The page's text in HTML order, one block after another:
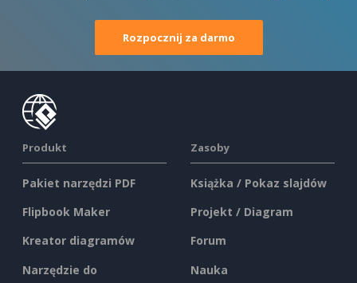
Rozpocznij za darmo
Produkt
Pakiet narzędzi PDF
Flipbook Maker
Kreator diagramów
Narzędzie do
Zasoby
Książka / Pokaz slajdów
Projekt / Diagram
Forum
Nauka